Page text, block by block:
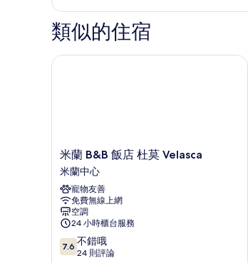
客
房
的
詳
情
類似的住宿
米
蘭
B&B
飯
店
杜
莫
Velasca
米
米蘭 B&B 飯店 杜莫 Velasca
米蘭中心
寵物友善
免費無線上網
空調
24 小時櫃台服務
7.6
分，
7.6 不錯哦
24 則評論
米蘭 B&B 飯店 杜莫 Velasca